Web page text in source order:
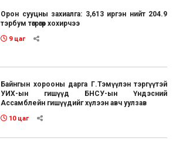
Орон сууцны захиалга: 3,613 иргэн нийт 204.9
тэрбум төгрөгөөр хохирчээ
9 цаг
Байнгын хорооны дарга Г.Тэмүүлэн тэргүүтэй
УИХ-ын гишүүд БНСУ-ын Үндэсний
Ассамблейн гишүүдийг хүлээн авч уулзав
10 цаг